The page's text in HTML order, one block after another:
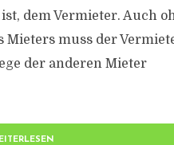
dem Vermieter. Auch
Mieters muss der
der anderen Mieter